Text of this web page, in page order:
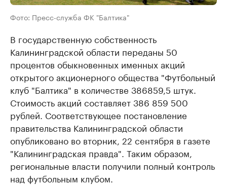
Фото: Пресс-служба ФК "Балтика"
В государственную собственность
Калининградской области переданы 50
процентов обыкновенных именных акций
открытого акционерного общества "Футбольный
клуб "Балтика" в количестве 386859,5 штук.
Стоимость акций составляет 386 859 500
рублей. Соответствующее постановление
правительства Калининградской области
опубликовано во вторник, 22 сентября в газете
"Калининградская правда". Таким образом,
региональные власти получили полный контроль
над футбольным клубом.